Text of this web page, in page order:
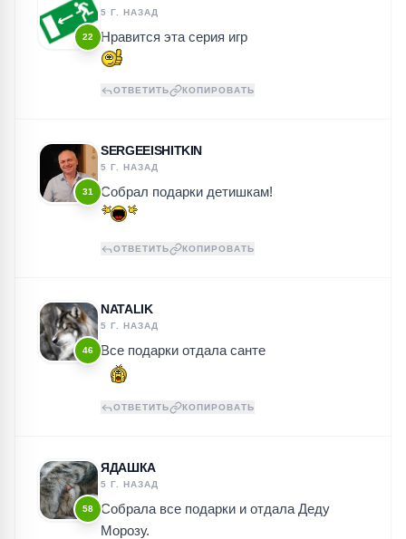
22
5 Г. НАЗАД
Нравится эта серия игр
ОТВЕТИТЬ КОПИРОВАТЬ
31
SERGEEISHITKIN
5 Г. НАЗАД
Собрал подарки детишкам!
ОТВЕТИТЬ КОПИРОВАТЬ
46
NATALIK
5 Г. НАЗАД
Все подарки отдала санте
ОТВЕТИТЬ КОПИРОВАТЬ
58
ЯДАШКА
5 Г. НАЗАД
Собрала все подарки и отдала Деду
Морозу.